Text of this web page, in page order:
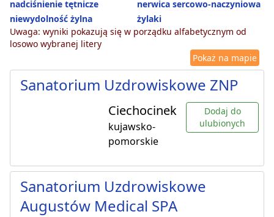
nadciśnienie tętnicze
nerwica sercowo-naczyniowa
niewydolność żylna
żylaki
Uwaga: wyniki pokazują się w porządku alfabetycznym od
losowo wybranej litery
Pokaż na mapie
Sanatorium Uzdrowiskowe ZNP
Ciechocinek
kujawsko-
pomorskie
Dodaj do
ulubionych
Sanatorium Uzdrowiskowe
Augustów Medical SPA